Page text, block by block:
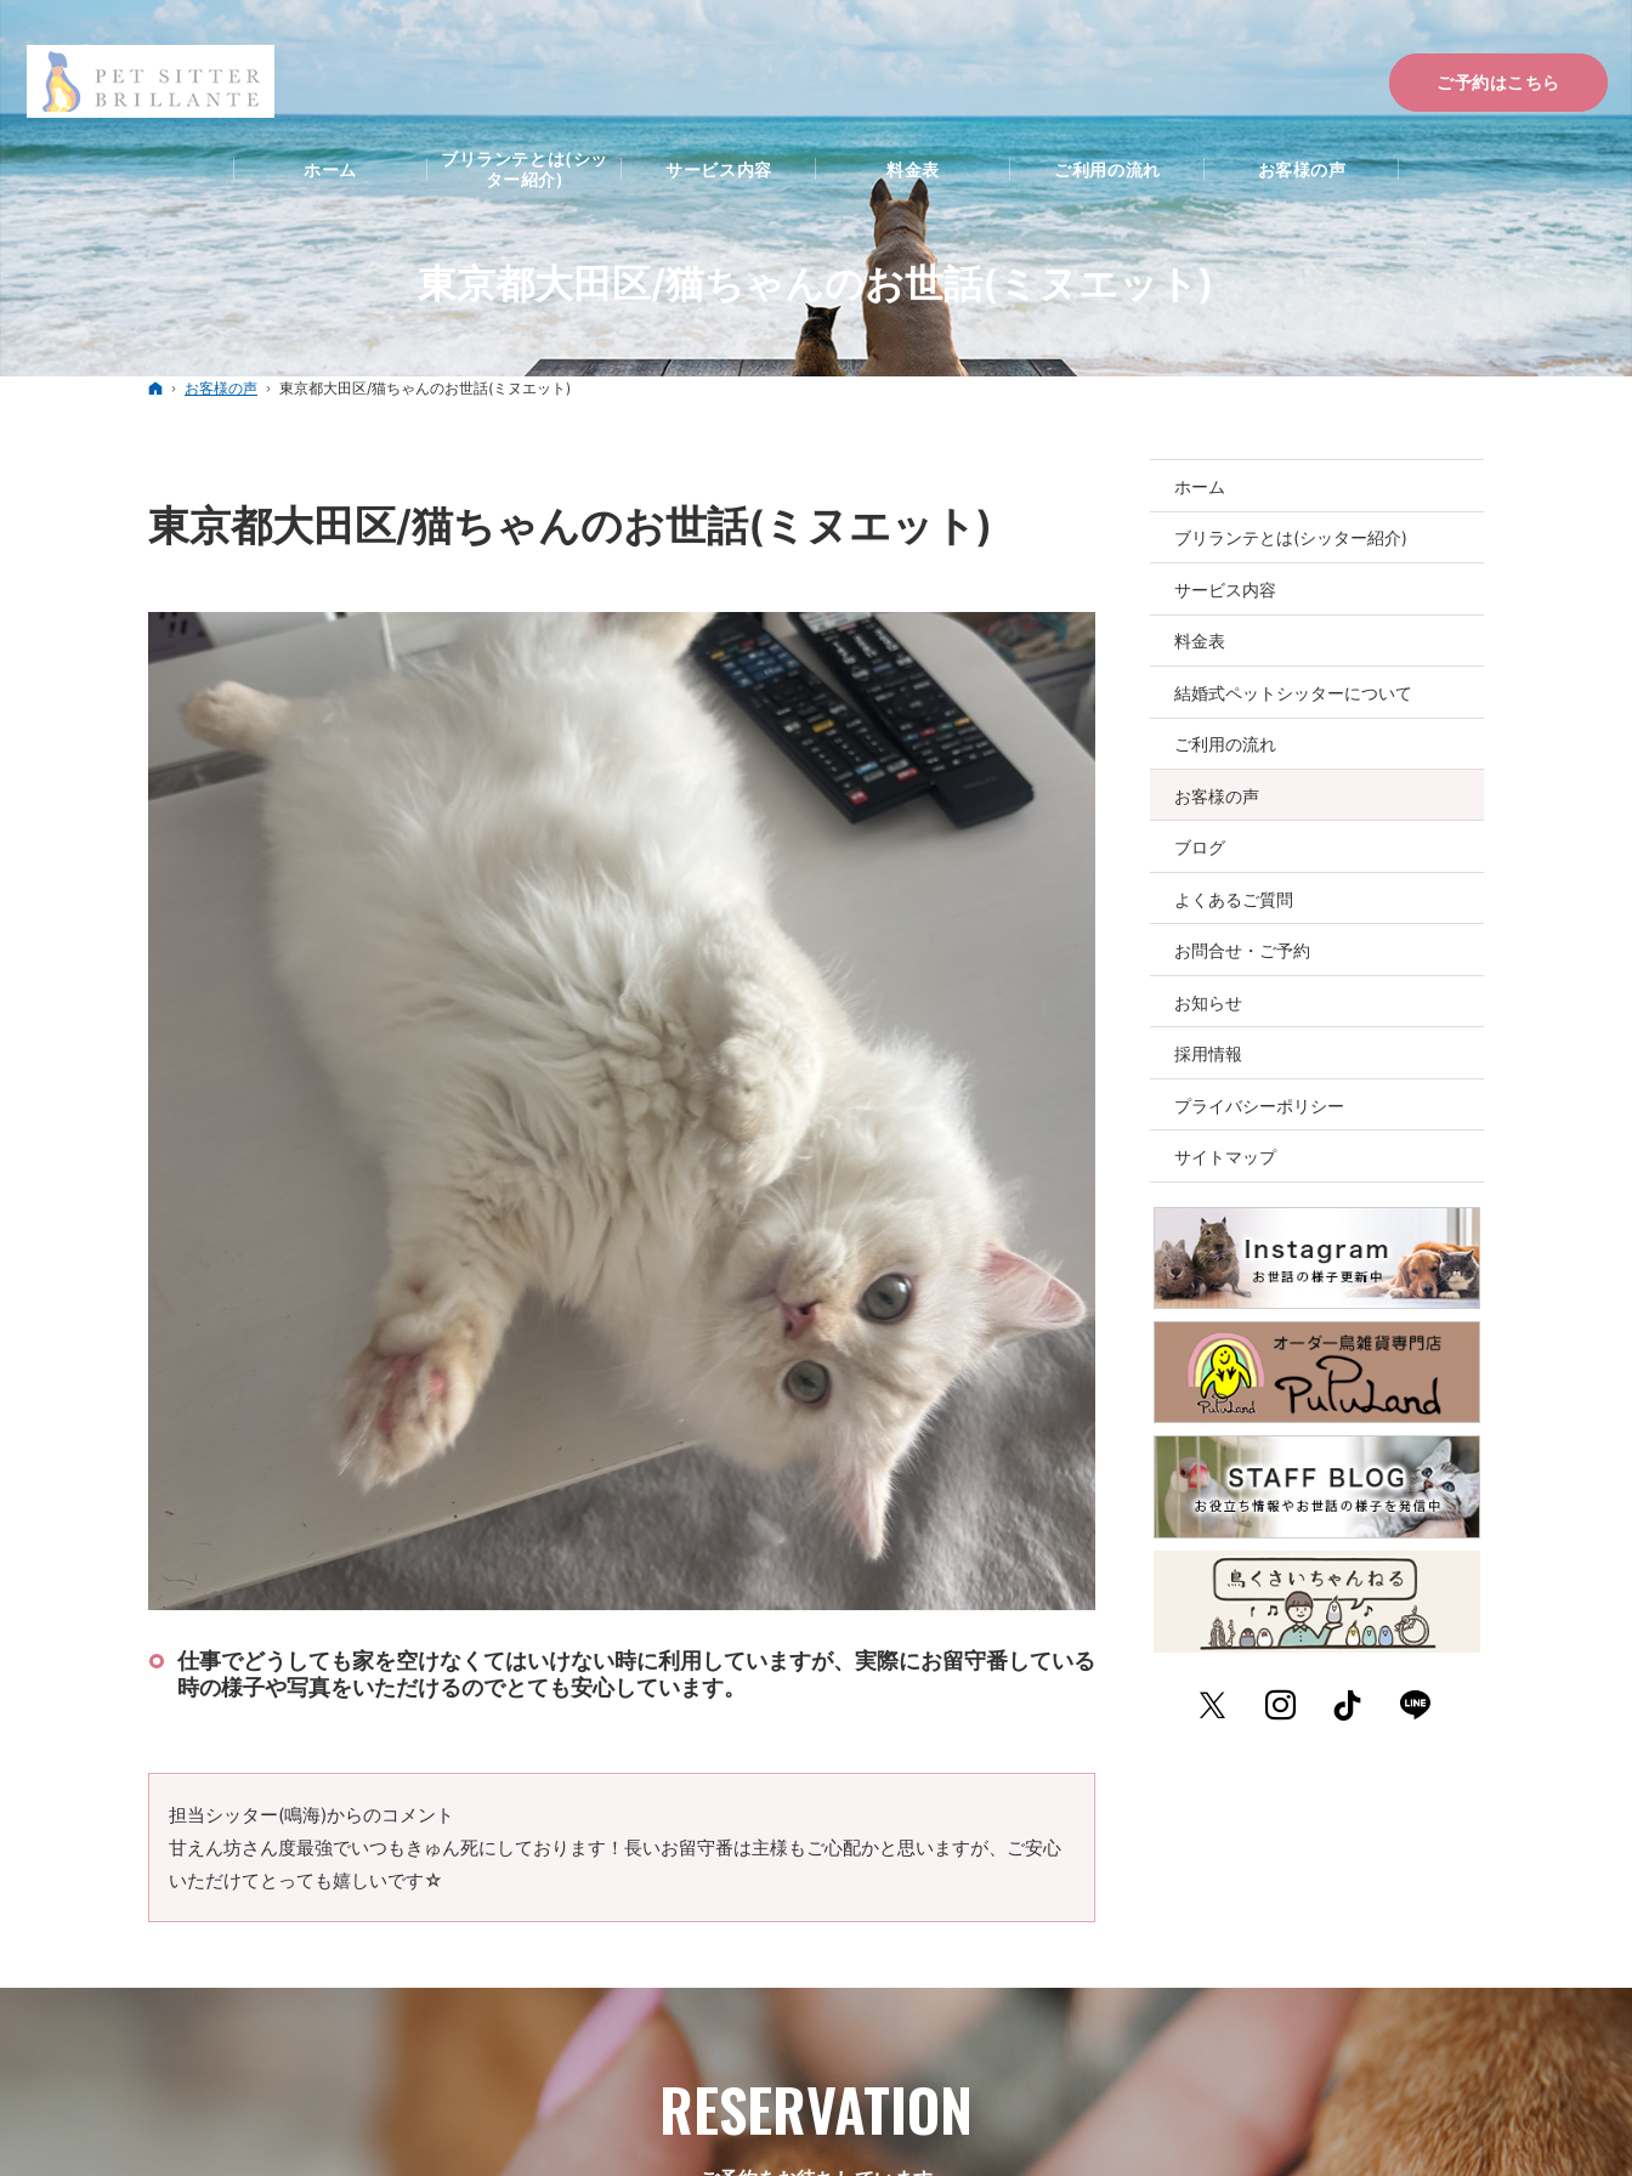
東京都大田区/猫ちゃんのお世話(ミヌエット)
ホーム
お客様の声 東京都大田区/猫ちゃんのお世話(ミヌエット)
東京都大田区/猫ちゃんのお世話(ミヌエット)
仕事でどうしても家を空けなくてはいけない時に利用していますが、実際にお留守番している
時の様子や写真をいただけるのでとても安心しています。
担当シッター(鳴海)からのコメント
甘えん坊さん度最強でいつもきゅん死にしております！長いお留守番は主様もご心配かと思いますが、ご安心
いただけてとっても嬉しいです☆
ホーム
ブリランテとは(シッター紹介)
サービス内容
料金表
結婚式ペットシッターについて
ご利用の流れ
お客様の声
ブログ
よくあるご質問
お問合せ・ご予約
お知らせ
採用情報
プライバシーポリシー
サイトマップ
TwitterInstagramTikTok
ご予約はこちら
ホーム
ブリランテとは(シッ
ター紹介)
サービス内容 料金表 ご利用の流れ お客様の声
RESERVATION